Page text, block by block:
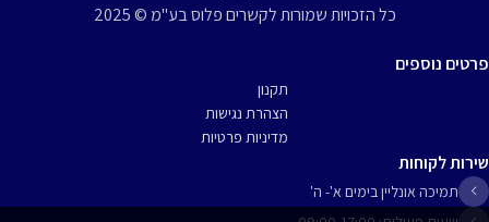
כל הזכויות שמורות לקשרים פלוס בע"מ © 2025
פרטים נוספים
תקנון
הצהרת נגישות
מדיניות פרטיות
שירות לקוחות
תמיכה אונליין בימים א'- ה'